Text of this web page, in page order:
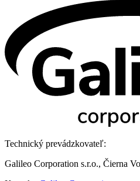
Technický prevádzkovateľ:
Galileo Corporation s.r.o., Čierna